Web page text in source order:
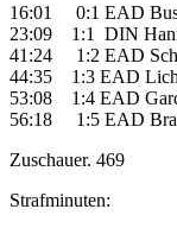
16:01 0:1 EAD
23:09 1:1 DIN
41:24 1:2 EAD
44:35 1:3 EAD
53:08 1:4 EAD
56:18 1:5 EAD
Zuschauer. 469
Strafminuten: